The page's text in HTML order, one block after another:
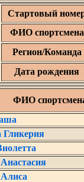
Стартовый
ФИО спортсмена
Регион/Команда
Дата рождения
ФИО
Гликерия